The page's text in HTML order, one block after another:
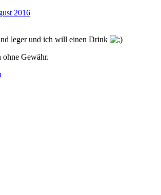
2016
leger und ich will einen Drink
Gewähr.